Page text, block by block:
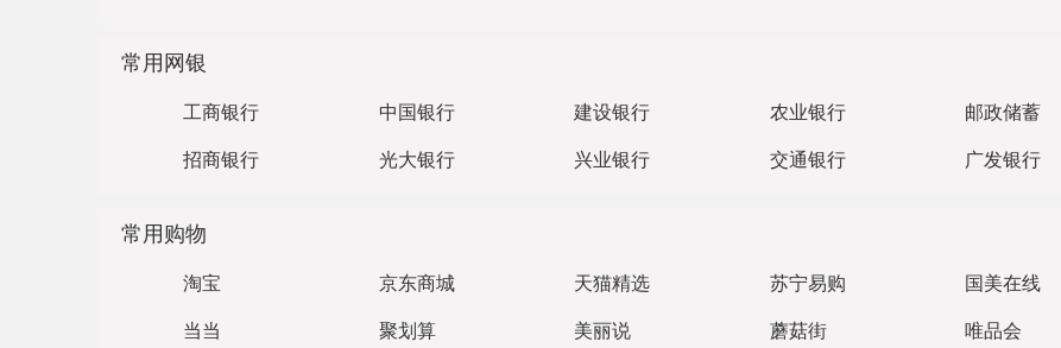
常用网银
工商银行 中国银行 建设银行 农业银行 邮政储蓄
招商银行 光大银行 兴业银行 交通银行 广发银行
常用购物
淘宝 京东商城 天猫精选 苏宁易购 国美在线
当当 聚划算 美丽说 蘑菇街 唯品会